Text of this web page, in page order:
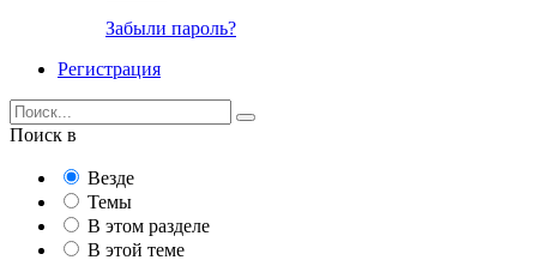
Забыли пароль?
Регистрация
Поиск в
Везде
Темы
В этом разделе
В этой теме